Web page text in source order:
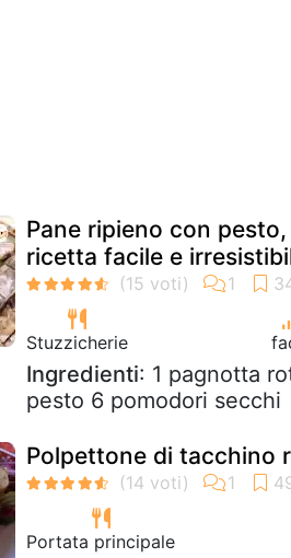
Pane ripieno con
ricetta facile e
Stuzzicherie
Ingredienti: 1 pagnotta
pesto 6 pomodori secchi
Polpettone di tacchino
Portata principale